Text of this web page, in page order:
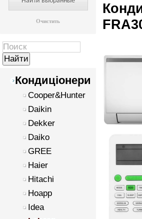
Очистить
Кондиціонери
Cooper&Hunter
Daikin
Dekker
Daiko
GREE
Haier
Hitachi
Hoapp
Idea